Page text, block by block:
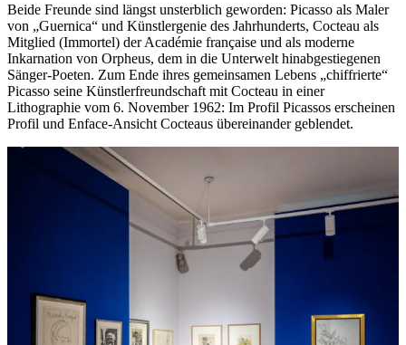
Beide Freunde sind längst unsterblich geworden: Picasso als Maler
von „Guernica“ und Künstlergenie des Jahrhunderts, Cocteau als
Mitglied (Immortel) der Académie française und als moderne
Inkarnation von Orpheus, dem in die Unterwelt hinabgestiegenen
Sänger-Poeten. Zum Ende ihres gemeinsamen Lebens „chiffrierte“
Picasso seine Künstlerfreundschaft mit Cocteau in einer
Lithographie vom 6. November 1962: Im Profil Picassos erscheinen
Profil und Enface-Ansicht Cocteaus übereinander geblendet.